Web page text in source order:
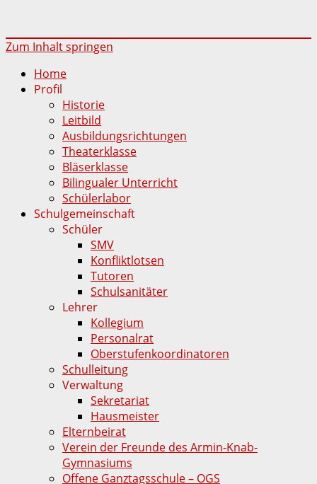
Zum Inhalt springen
Home
Profil
Historie
Leitbild
Ausbildungsrichtungen
Theaterklasse
Bläserklasse
Bilingualer Unterricht
Schülerlabor
Schulgemeinschaft
Schüler
SMV
Konfliktlotsen
Tutoren
Schulsanitäter
Lehrer
Kollegium
Personalrat
Oberstufenkoordinatoren
Schulleitung
Verwaltung
Sekretariat
Hausmeister
Elternbeirat
Verein der Freunde des Armin-Knab-
Gymnasiums
Offene Ganztagsschule – OGS